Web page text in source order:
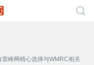
峰网精心选择与WMRC相关